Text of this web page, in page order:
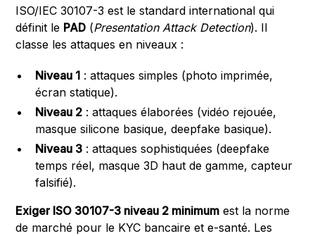
ISO/IEC 30107-3 est le standard international qui
définit le PAD (Presentation Attack Detection). Il
classe les attaques en niveaux :
Niveau 1 : attaques simples (photo imprimée,
écran statique).
Niveau 2 : attaques élaborées (vidéo rejouée,
masque silicone basique, deepfake basique).
Niveau 3 : attaques sophistiquées (deepfake
temps réel, masque 3D haut de gamme, capteur
falsifié).
Exiger ISO 30107-3 niveau 2 minimum est la norme
de marché pour le KYC bancaire et e-santé. Les